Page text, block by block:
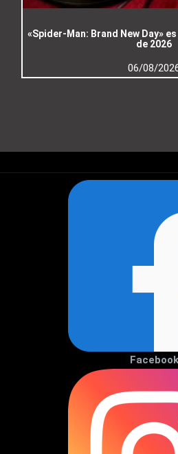
«Spider-Man: Brand New Day»
de 2026
06/08/
Facebook